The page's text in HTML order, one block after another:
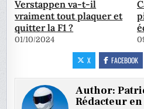
Verstappen va-t-il
vraiment tout plaquer et
quitter la F1 ?
01/10/2024
X FACEBOOK
Author:
Rédacteur